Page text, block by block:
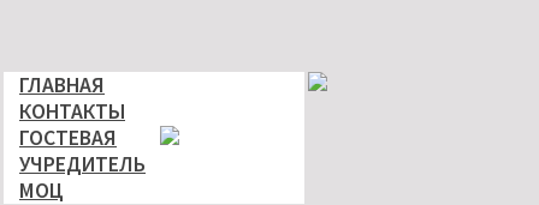
ГЛАВНАЯ
КОНТАКТЫ
ГОСТЕВАЯ
УЧРЕДИТЕЛЬ
МОЦ